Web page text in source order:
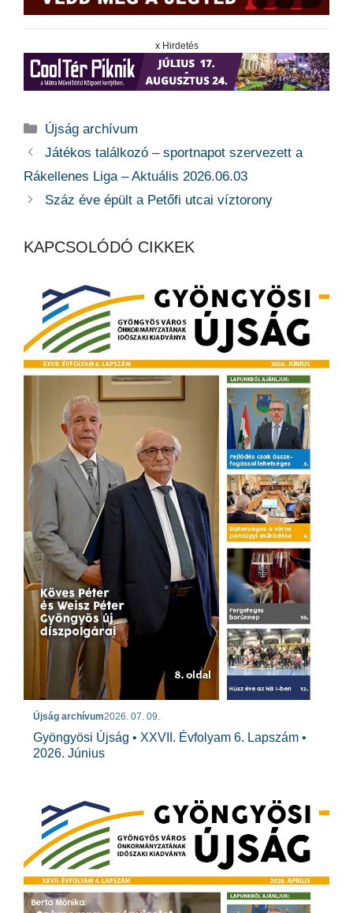
x Hirdetés
Kategória
Újság archívum
Játékos találkozó – sportnapot szervezett a
Rákellenes Liga – Aktuális 2026.06.03
Száz éve épült a Petőfi utcai víztorony
KAPCSOLÓDÓ CIKKEK
Újság archívum2026. 07. 09.
Gyöngyösi Újság • XXVII. Évfolyam 6. Lapszám •
2026. Június